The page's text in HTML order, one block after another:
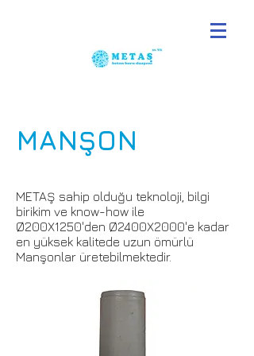
MANŞON
METAŞ sahip olduğu teknoloji, bilgi
birikim ve know-how ile
Ø200X1250'den Ø2400X2000'e kadar
en yüksek kalitede uzun ömürlü
Manşonlar üretebilmektedir.